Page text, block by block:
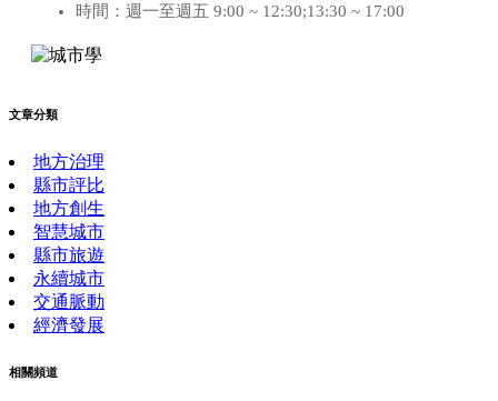
時間：週一至週五 9:00 ~ 12:30;13:30 ~ 17:00
文章分類
地方治理
縣市評比
地方創生
智慧城市
縣市旅遊
永續城市
交通脈動
經濟發展
相關頻道